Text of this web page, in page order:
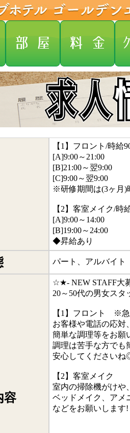
【1】フロント/時給
[A]9:00～21:00
[B]21:00～翌9:00
[C]9:00～翌9:00
※研修期間は(3ヶ月)
【2】客室メイク/時
[A]9:00～14:00
[B]19:00～24:00
◆昇給あり
パート、アルバイト
容
☆★- NEW STAFF
20～50代の男女スタ
【1】フロント ※
お客様や電話の応対、
簡単な調理等をお願
調理は苦手な方でも
安心してください
【2】客室メイク
室内の掃除機がけや
ベッドメイク、アメ
などをお願いします!